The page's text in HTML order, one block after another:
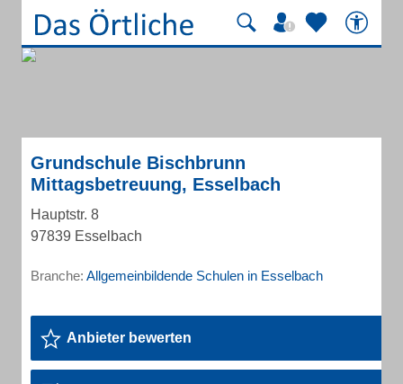
Grundschule Bischbrunn
Mittagsbetreuung, Esselbach
Hauptstr. 8
97839 Esselbach
Branche: Allgemeinbildende Schulen in Esselbach
Anbieter bewerten